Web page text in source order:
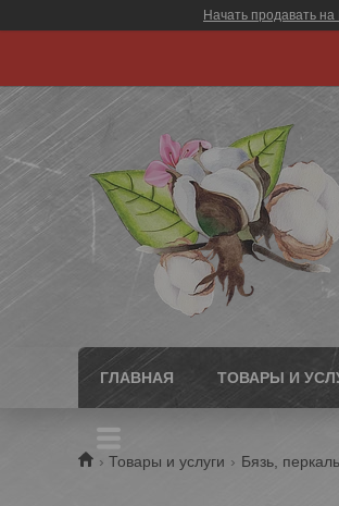
Начать продавать на
ГЛАВНАЯ ТОВАРЫ И
Товары и услуги Бязь,